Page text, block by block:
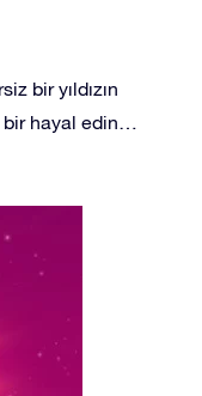
bir yıldızın
bir hayal edin…